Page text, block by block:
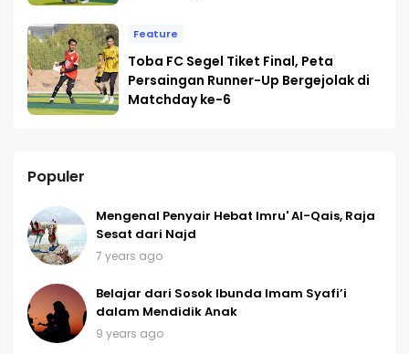
Feature
Toba FC Segel Tiket Final, Peta
Persaingan Runner-Up Bergejolak di
Matchday ke-6
Populer
Mengenal Penyair Hebat Imru' Al-Qais, Raja
Sesat dari Najd
7 years ago
Belajar dari Sosok Ibunda Imam Syafi’i
dalam Mendidik Anak
9 years ago